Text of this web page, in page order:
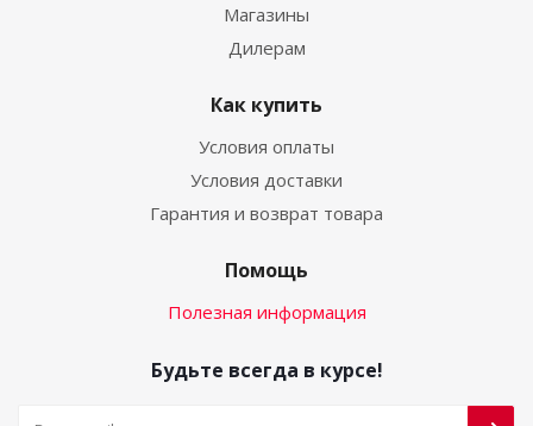
Магазины
Дилерам
Как купить
Условия оплаты
Условия доставки
Гарантия и возврат товара
Помощь
Полезная информация
Будьте всегда в курсе!